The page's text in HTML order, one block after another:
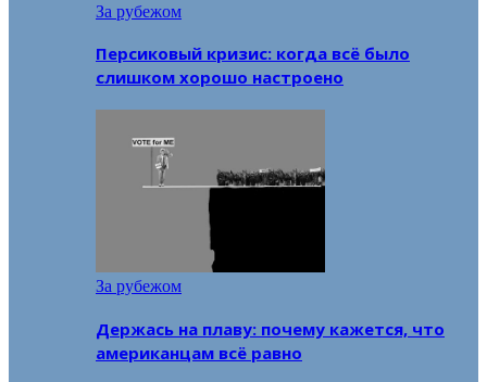
За рубежом
Персиковый кризис: когда всё было
слишком хорошо настроено
За рубежом
Держась на плаву: почему кажется, что
американцам всё равно